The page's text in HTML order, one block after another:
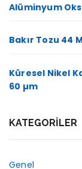
Alüminyum
Bakır Tozu 44
Küresel Nikel
60 µm
KATEGORILER
Genel